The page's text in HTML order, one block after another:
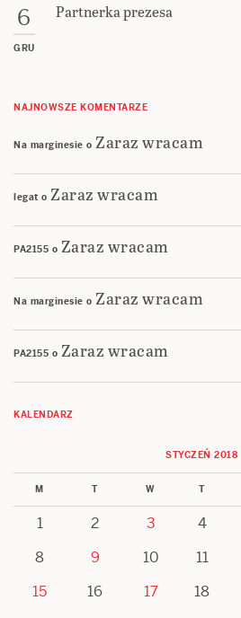
6
GRU
Partnerka prezesa
NAJNOWSZE KOMENTARZE
Na marginesie o Zaraz wracam
legat o Zaraz wracam
PA2155 o Zaraz wracam
Na marginesie o Zaraz wracam
PA2155 o Zaraz wracam
KALENDARZ
STYCZEŃ 2018
M T W T
1 2 3 4
8
9 10 11
15
16 17 18